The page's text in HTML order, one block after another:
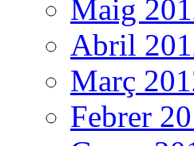
Maig
Abril
Març
Febrer